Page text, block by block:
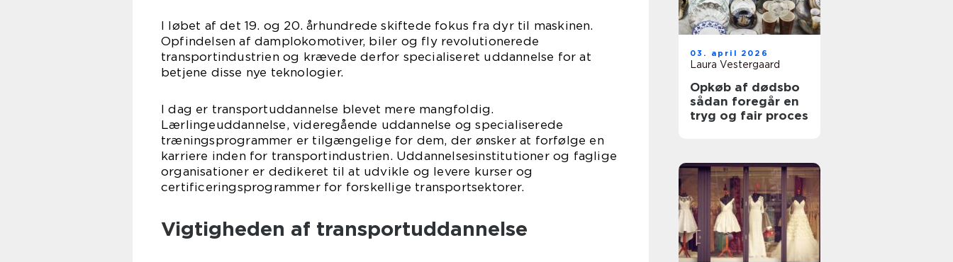
I løbet af det 19. og 20. århundrede skiftede fokus fra dyr til maskinen.
Opfindelsen af damplokomotiver, biler og fly revolutionerede
transportindustrien og krævede derfor specialiseret uddannelse for at
betjene disse nye teknologier.
I dag er transportuddannelse blevet mere mangfoldig.
Lærlingeuddannelse, videregående uddannelse og specialiserede
træningsprogrammer er tilgængelige for dem, der ønsker at forfølge en
karriere inden for transportindustrien. Uddannelsesinstitutioner og faglige
organisationer er dedikeret til at udvikle og levere kurser og
certificeringsprogrammer for forskellige transportsektorer.
Vigtigheden af transportuddannelse
03. april 2026
Laura Vestergaard
Opkøb af dødsbo
sådan foregår en
tryg og fair proces